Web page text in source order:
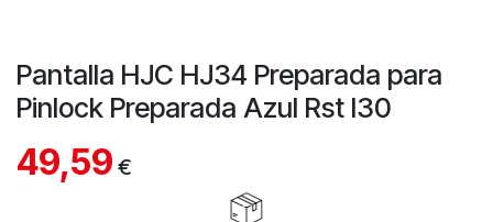
Pantalla HJC HJ34 Preparada para
Pinlock Preparada Azul Rst I30
49,59 €